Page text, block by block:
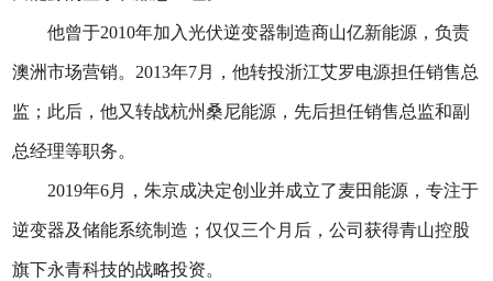
他曾于2010年加入光伏逆变器制造商山亿新能源，负责
澳洲市场营销。2013年7月，他转投浙江艾罗电源担任销售总
监；此后，他又转战杭州桑尼能源，先后担任销售总监和副
总经理等职务。
2019年6月，朱京成决定创业并成立了麦田能源，专注于
逆变器及储能系统制造；仅仅三个月后，公司获得青山控股
旗下永青科技的战略投资。